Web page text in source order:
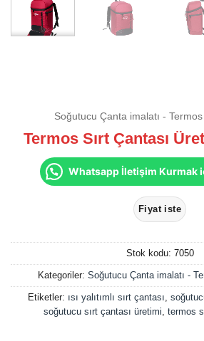
Soğutucu Çanta imalatı -
Termos Sırt Çantası
Whatsapp İletişim Kurmak
Stok kodu: 7050
Kategoriler: Soğutucu Çanta imalatı -
Etiketler: ısı yalıtımlı sırt çantası,
soğutucu sırt çantası üretimi, termos